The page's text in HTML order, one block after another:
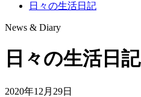
日々の生活日記
News & Diary
日々の生活日記
2020年12月29日